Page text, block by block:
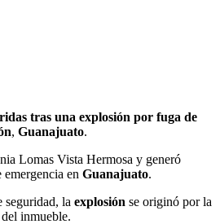
tras una explosión por fuga de
, Guanajuato.
Lomas Vista Hermosa y generó
en Guanajuato.
seguridad, la explosión se originó por la
inmueble.